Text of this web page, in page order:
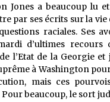
Jones a beaucoup lu et
par ses écrits sur la vie
raciales. Ses
d’ultimes recours
l’Etat de la Georgie et
à Washington
mais ces
Pour beaucoup, le sort